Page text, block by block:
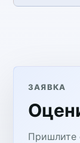
ЗАЯВКА
Пришлите